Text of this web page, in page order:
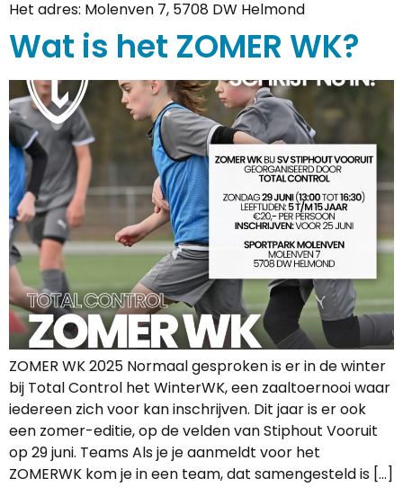
Het adres: Molenven 7, 5708 DW Helmond
Wat is het ZOMER WK?
ZOMER WK 2025 Normaal gesproken is er in de winter
bij Total Control het WinterWK, een zaaltoernooi waar
iedereen zich voor kan inschrijven. Dit jaar is er ook
een zomer-editie, op de velden van Stiphout Vooruit
op 29 juni. Teams Als je je aanmeldt voor het
ZOMERWK kom je in een team, dat samengesteld is […]